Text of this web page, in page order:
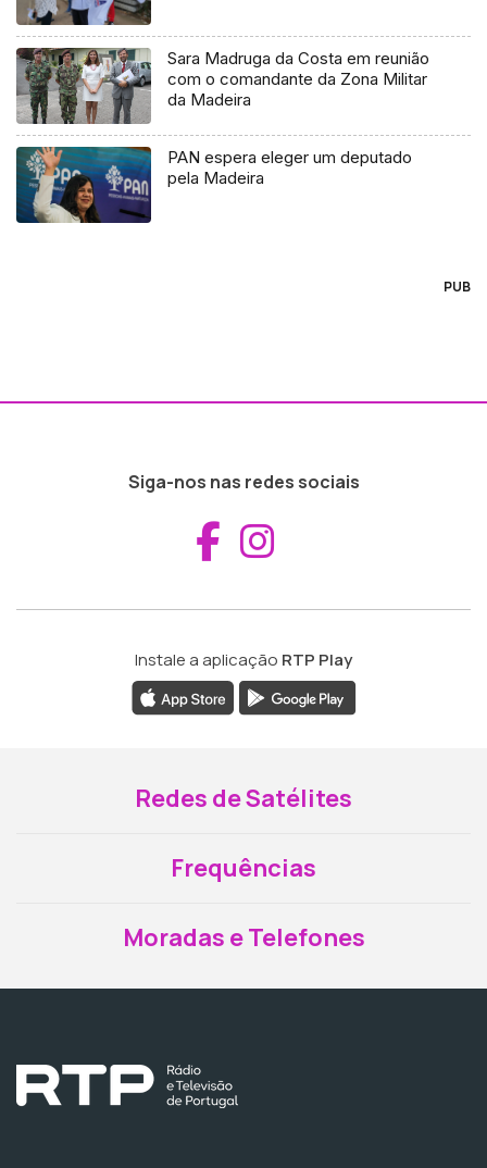
Sara Madruga da Costa em reunião
com o comandante da Zona Militar
da Madeira
PAN espera eleger um deputado
pela Madeira
PUB
Siga-nos nas redes sociais
Aceder ao
Instale a aplicação RTP Play
Redes de Satélites
Frequências
Moradas e Telefones